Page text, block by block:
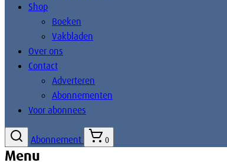
Shop
Boeken
Vakbladen
Over ons
Contact
Adverteren
Abonnementen
Voor abonnees
Abonnement 0
Menu